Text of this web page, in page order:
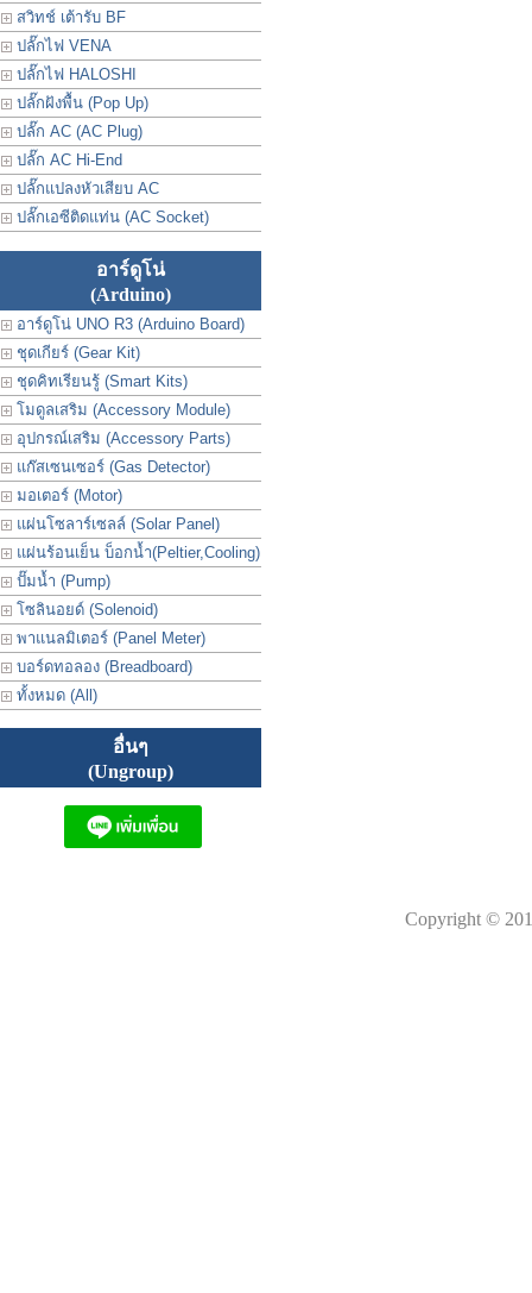
สวิทช์ เต้ารับ BF
ปลั๊กไฟ VENA
ปลั๊กไฟ HALOSHI
ปลั๊กฝังพื้น (Pop Up)
ปลั๊ก AC (AC Plug)
ปลั๊ก AC Hi-End
ปลั๊กแปลงหัวเสียบ AC
ปลั๊กเอซีติดแท่น (AC Socket)
อาร์ดูโน่
(Arduino)
อาร์ดูโน่ UNO R3 (Arduino Board)
ชุดเกียร์ (Gear Kit)
ชุดคิทเรียนรู้ (Smart Kits)
โมดูลเสริม (Accessory Module)
อุปกรณ์เสริม (Accessory Parts)
แก๊สเซนเซอร์ (Gas Detector)
มอเตอร์ (Motor)
แผ่นโซลาร์เซลล์ (Solar Panel)
แผ่นร้อนเย็น บ็อกน้ำ(Peltier,Cooling)
ปั๊มน้ำ (Pump)
โซลินอยด์ (Solenoid)
พาแนลมิเตอร์ (Panel Meter)
บอร์ดทอลอง (Breadboard)
ทั้งหมด (All)
อื่นๆ
(Ungroup)
Copyright ©